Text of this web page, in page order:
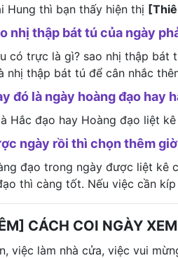
Hung thì bạn thấy hiện thị
nhị thập bát tú của ngày
có trực là gì? sao nhị thập bát
nhị thập bát tú để cân nhắc
đó là ngày hoàng đạo hay
Hắc đạo hay Hoàng đạo liệt
ngày rồi thì chọn thêm
đạo trong ngày được liệt kê
thì càng tốt. Nếu việc cần
CÁCH COI NGÀY
việc làm nhà cửa, việc vui